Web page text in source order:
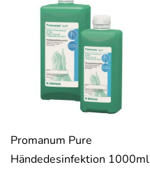
Promanum Pure
Händedesinfektion 1000ml